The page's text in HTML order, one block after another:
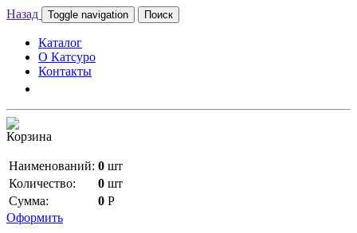
Назад Toggle navigation Поиск
Каталог
О Катсуро
Контакты
Корзина
Наименований: 0 шт
Количество:
0 шт
Сумма:
0 Р
Оформить